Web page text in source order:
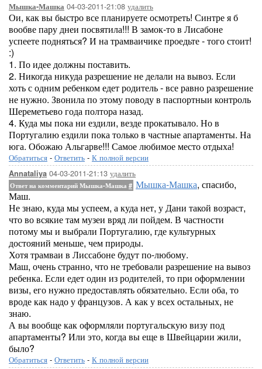
Мышка-Машка 04-03-2011-21:08 удалить
Ои, как вы быстро все планируете осмотреть! Синтре я б
вообве пару днеи посвятила!!! В замок-то в Лисабоне
успеете подняться? И на трамваичике проедьте - того стоит!
:)
1. По идее должны поставить.
2. Никогда никуда разрешение не делали на вывоз. Если
хоть с одним ребенком едет родитель - все равно разрешение
не нужно. Звонила по этому поводу в паспортныи контроль
Шереметьево года полтора назад.
4. Куда мы пока ни ездили, везде прокатывало. Но в
Португалию ездили пока только в частные апартаменты. На
юга. Обожаю Альгарве!!! Самое любимое место отдыха!
Обратиться - Ответить - К полной версии
Annataliya 04-03-2011-21:13 удалить
Ответ на комментарий Мышка-Машка # Мышка-Машка, спасибо,
Маш.
Не знаю, куда мы успеем, а куда нет, у Дани такой возраст,
что во всякие там музеи вряд ли пойдем. В частности
потому мы и выбрали Португалию, где культурных
достояний меньше, чем природы.
Хотя трамваи в Лиссабоне будут по-любому.
Маш, очень странно, что не требовали разрешение на вывоз
ребенка. Если едет один из родителей, то при оформлении
визы, его нужно предоставлять обязательно. Если оба, то
вроде как надо у французов. А как у всех остальных, не
знаю.
А вы вообще как оформляли португальскую визу под
апартаменты? Или это, когда вы еще в Швейцарии жили,
было?
Обратиться - Ответить - К полной версии